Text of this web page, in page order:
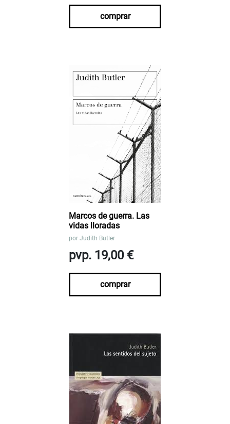
comprar
Marcos de guerra. Las
vidas lloradas
por Judith Butler
pvp. 19,00 €
comprar